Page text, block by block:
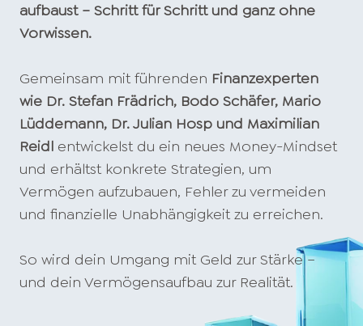
aufbaust – Schritt für Schritt und ganz ohne
Vorwissen.
Gemeinsam mit führenden Finanzexperten
wie Dr. Stefan Frädrich, Bodo Schäfer, Mario
Lüddemann, Dr. Julian Hosp und Maximilian
Reidl entwickelst du ein neues Money-Mindset
und erhältst konkrete Strategien, um
Vermögen aufzubauen, Fehler zu vermeiden
und finanzielle Unabhängigkeit zu erreichen.
So wird dein Umgang mit Geld zur Stärke –
und dein Vermögensaufbau zur Realität.